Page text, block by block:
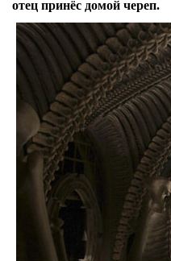
отец принёс домой череп.